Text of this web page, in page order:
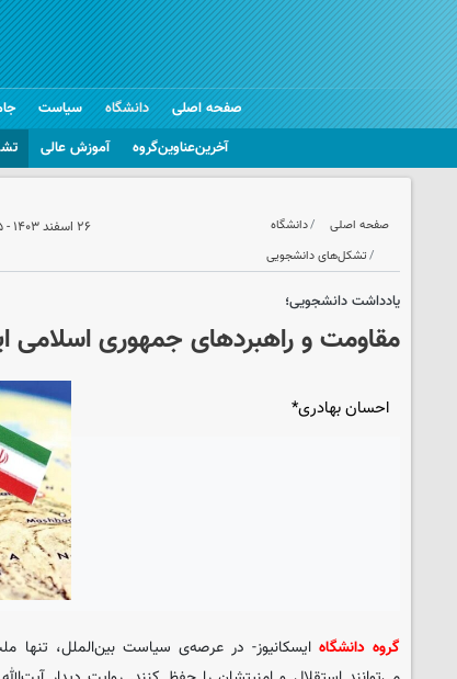
صفحه اصلی
دانشگاه
آخرین‌عناوین‌گروه
آموزش عالی
سیاست
صفحه اصلی
دانشگاه
تشکل‌های دانشجویی
۲۶ اسفند ۱۴۰۳ - ۱۶:۵۵
یادداشت دانشجویی؛
مقاومت و راهبردهای جمهوری اسلامی
احسان بهادری*
گروه دانشگاهایسکانیوز- در عرصه‌ی سیاست بین‌الملل، تنها